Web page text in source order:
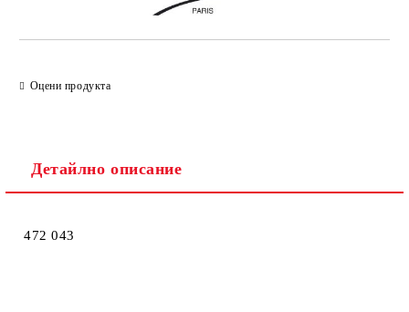
Оцени продукта
Детайлно описание
472 043